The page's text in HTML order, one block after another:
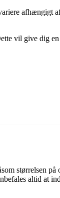
vil give dig
størrelsen
altid at